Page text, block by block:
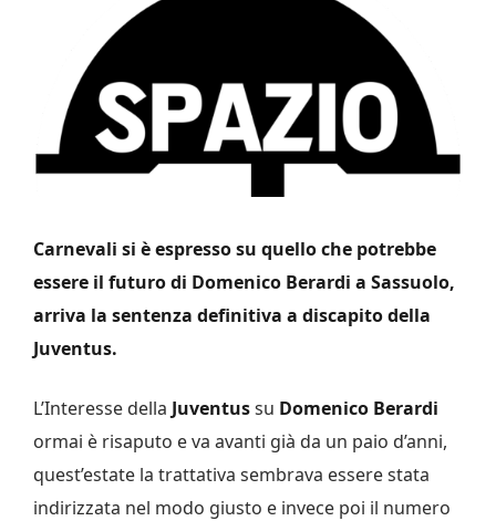
Carnevali si è espresso su quello che potrebbe
essere il futuro di Domenico Berardi a Sassuolo,
arriva la sentenza definitiva a discapito della
Juventus.
L’Interesse della Juventussu Domenico Berardi
ormai è risaputo e va avanti già da un paio d’anni,
quest’estate la trattativa sembrava essere stata
indirizzata nel modo giusto e invece poi il numero